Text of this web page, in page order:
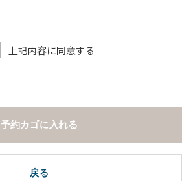
上記内容に同意する
戻る
予約カゴに入れる